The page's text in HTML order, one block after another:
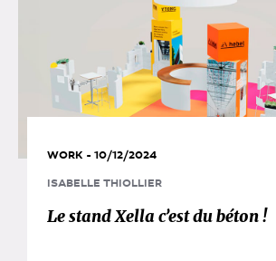
WORK - 10/12/2024
ISABELLE THIOLLIER
Le stand Xella c’est du béton !